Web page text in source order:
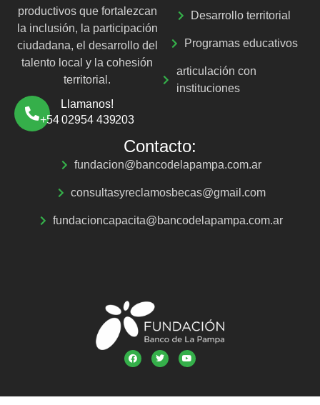
productivos que fortalezcan
la inclusión, la participación
ciudadana, el desarrollo del
talento local y la cohesión
territorial.
Llamanos!
+54 02954 439203
Desarrollo territorial
Programas educativos
articulación con
instituciones
Contacto:
fundacion@bancodelapampa.com.ar
consultasyreclamosbecas@gmail.com
fundacioncapacita@bancodelapampa.com.ar